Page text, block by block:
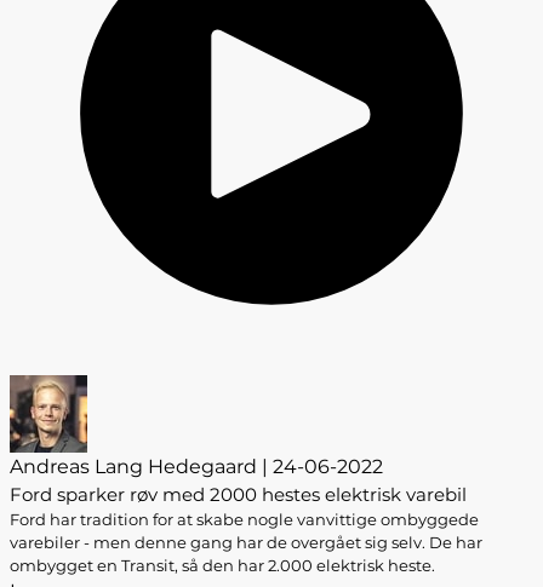
Andreas Lang Hedegaard | 24-06-2022
Ford sparker røv med 2000 hestes elektrisk varebil
Ford har tradition for at skabe nogle vanvittige ombyggede
varebiler - men denne gang har de overgået sig selv. De har
ombygget en Transit, så den har 2.000 elektrisk heste.